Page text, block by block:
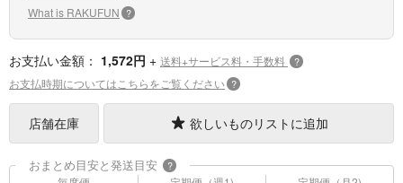
What is RAKUFUN ?
お支払い金額： 1,572円 + 送料+サービス料・手数料 ?
お支払時期についてはこちらをご覧ください ?
店舗在庫 欲しいものリストに追加
おまとめ目安と発送目安 ?